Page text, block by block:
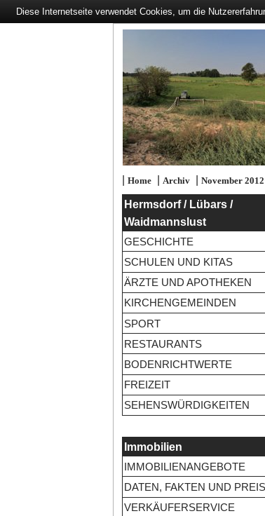
| Home| Archiv| November
Hermsdorf / Lübars /
Waidmannslust
GESCHICHTE
SCHULEN UND KITAS
ÄRZTE UND APOTHEKEN
KIRCHENGEMEINDEN
SPORT
RESTAURANTS
BODENRICHTWERTE
FREIZEIT
SEHENSWÜRDIGKEITEN
Immobilien
IMMOBILIENANGEBOTE
DATEN, FAKTEN UND
VERKÄUFERSERVICE
Diese Internetseite verwendet Cookies, um die